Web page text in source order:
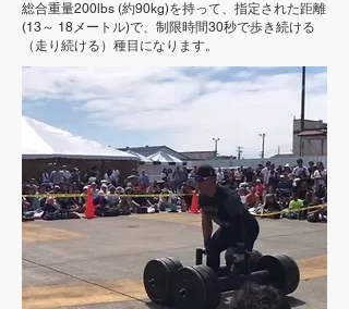
総合重量200lbs (約90kg)を持って、指定された距離
(13～ 18メートル)で、制限時間30秒で歩き続ける
（走り続ける）種目になります。